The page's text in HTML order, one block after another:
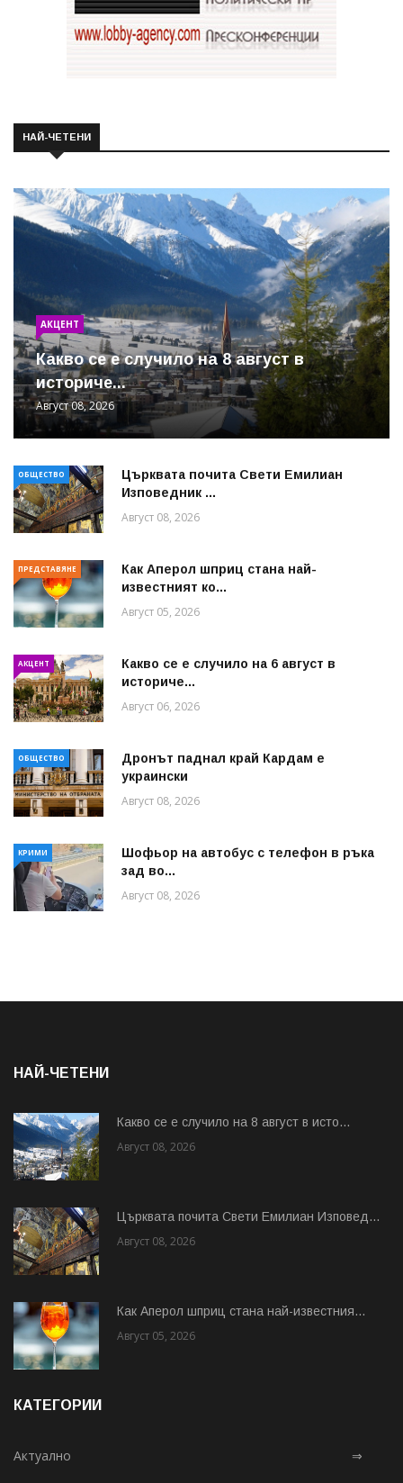
НАЙ-ЧЕТЕНИ
АКЦЕНТ
Какво се е случило на 8 август в
историче...
Август 08, 2026
ОБЩЕСТВО
Църквата почита Свeти Емилиан
Изповедник ...
Август 08, 2026
ПРЕДСТАВЯНЕ
Как Аперол шприц стана най-
известният ко...
Август 05, 2026
АКЦЕНТ
Какво се е случило на 6 август в
историче...
Август 06, 2026
ОБЩЕСТВО
Дронът паднал край Кардам е
украински
Август 08, 2026
КРИМИ
Шофьор на автобус с телефон в ръка
зад во...
Август 08, 2026
НАЙ-ЧЕТЕНИ
Какво се е случило на 8 август в исто...
Август 08, 2026
Църквата почита Свeти Емилиан Изповед...
Август 08, 2026
Как Аперол шприц стана най-известния...
Август 05, 2026
КАТЕГОРИИ
Актуално ⇒